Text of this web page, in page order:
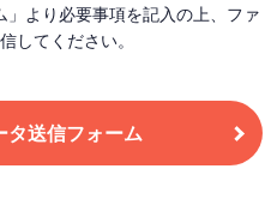
」より必要事項を記入の上、ファ
してください。
タ送信フォーム